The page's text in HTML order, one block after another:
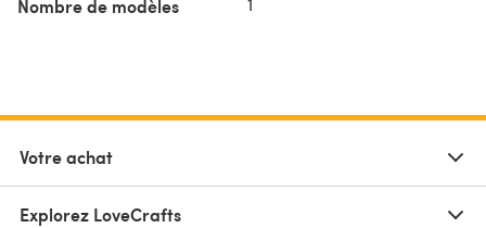
Nombre de modèles
Votre achat
Explorez LoveCrafts